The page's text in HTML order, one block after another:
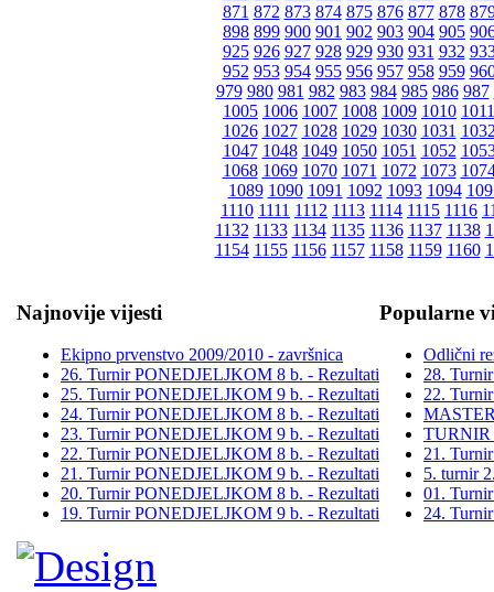
871 872 873 874 875 876 877 878
898 899 900 901 902 903 904 905
925 926 927 928 929 930 931 932
952 953 954 955 956 957 958 959
979 980 981 982 983 984 985 986 987
1005 1006 1007 1008 1009 1010 1011
1026 1027 1028 1029 1030 1031
1047 1048 1049 1050 1051 1052
1068 1069 1070 1071 1072 1073
1089 1090 1091 1092 1093 1094
1110 1111 1112 1113 1114 1115 1116
1132 1133 1134 1135 1136 1137 1138
1154 1155 1156 1157 1158 1159 1160
Najnovije vijesti
Ekipno prvenstvo 2009/2010 - završnica
26. Turnir PONEDJELJKOM 8 b. - Rezultati
25. Turnir PONEDJELJKOM 9 b. - Rezultati
24. Turnir PONEDJELJKOM 8 b. - Rezultati
23. Turnir PONEDJELJKOM 9 b. - Rezultati
22. Turnir PONEDJELJKOM 8 b. - Rezultati
21. Turnir PONEDJELJKOM 9 b. - Rezultati
20. Turnir PONEDJELJKOM 8 b. - Rezultati
19. Turnir PONEDJELJKOM 9 b. - Rezultati
Popularne
Odlični
28.
22.
TURNIR
21.
5. turnir
01.
24.